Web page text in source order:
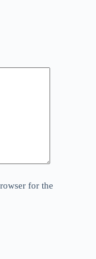
for the